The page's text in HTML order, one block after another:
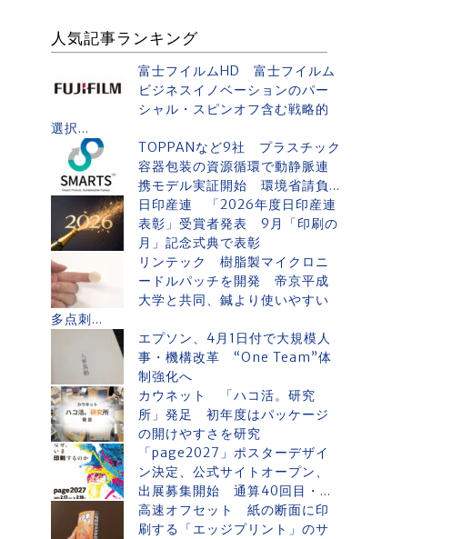
人気記事ランキング
富士フイルムHD 富士フイルム
ビジネスイノベーションのパー
シャル・スピンオフ含む戦略的
選択...
TOPPANなど9社 プラスチック
容器包装の資源循環で動静脈連
携モデル実証開始 環境省請負...
日印産連 「2026年度日印産連
表彰」受賞者発表 9月「印刷の
月」記念式典で表彰
リンテック 樹脂製マイクロニ
ードルパッチを開発 帝京平成
大学と共同、鍼より使いやすい
多点刺...
エプソン、4月1日付で大規模人
事・機構改革 “One Team”体
制強化へ
カウネット 「ハコ活。研究
所」発足 初年度はパッケージ
の開けやすさを研究
「page2027」ポスターデザイ
ン決定、公式サイトオープン、
出展募集開始 通算40回目・...
高速オフセット 紙の断面に印
刷する「エッジプリント」のサ